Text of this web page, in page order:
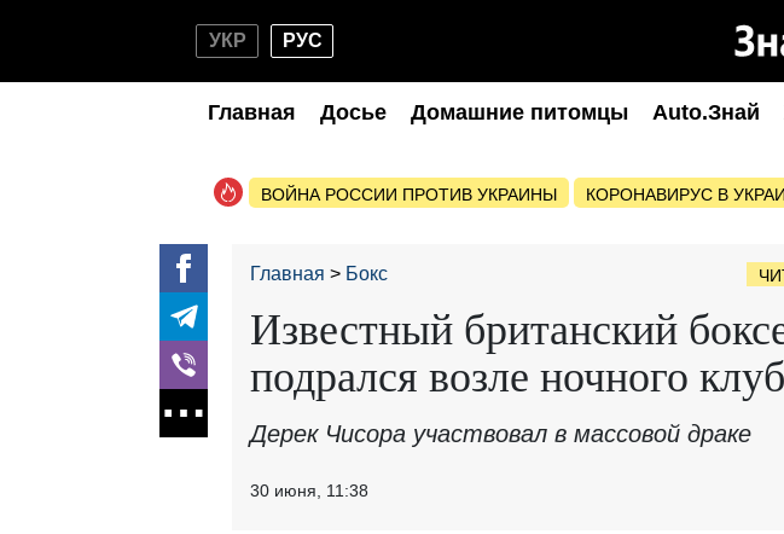
УКР РУС
Главная Досье Домашние питомцы Auto.Знай
ВОЙНА РОССИИ ПРОТИВ УКРАИНЫ КОРОНАВИРУС В
Главная Бокс
Известный британский
подрался возле ночного
Дерек Чисора участвовал в массовой драке
30 июня, 11:38